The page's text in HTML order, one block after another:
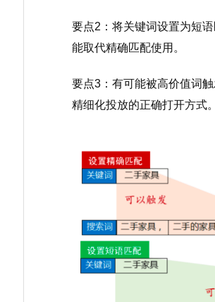
要点2：将关键词设置为短
能取代精确匹配使用。
要点3：有可能被高价值词
精细化投放的正确打开方式。